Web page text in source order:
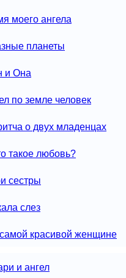
моего ангела
планеты
и Она
по земле человек
о двух младенцах
такое любовь?
сестры
слез
красивой женщине
и ангел